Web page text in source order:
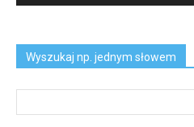
Wyszukaj np. jednym słowem